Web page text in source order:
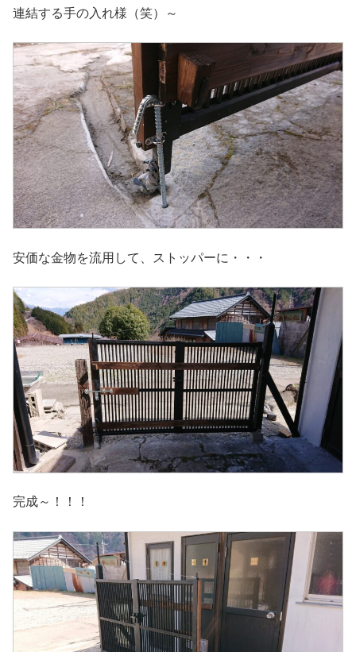
連結する手の入れ様（笑）～
安価な金物を流用して、ストッパーに・・・
完成～！！！